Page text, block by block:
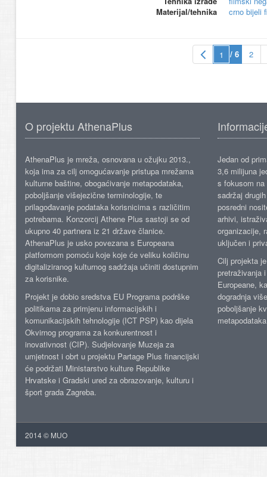
Materijal/tehnika
crno bijeli
/ 6 2
O projektu AthenaPlus
AthenaPlus je mreža, osnovana u ožujku 2013.,
koja ima za cilj omogućavanje pristupa mrežama
kulturne baštine, obogaćivanje metapodataka,
poboljšanje višejezične terminologije, te
prilagođavanje podataka korisnicima s različitim
potrebama. Konzorcij Athene Plus sastoji se od
ukupno 40 partnera iz 21 države članice.
AthenaPlus je usko povezana s Europeana
platformom pomoću koje koje će veliku količinu
digitaliziranog kulturnog sadržaja učiniti dostupnim
za korisnike.
Projekt je dobio sredstva EU Programa podrške
politikama za primjenu informacijskih i
komunikacijskih tehnologije (ICT PSP) kao dijela
Okvirnog programa za konkurentnost i
inovativnost (CIP). Sudjelovanje Muzeja za
umjetnost i obrt u projektu Partage Plus financijski
će podržati Ministarstvo kulture Republike
Hrvatske i Gradski ured za obrazovanje, kulturu i
šport grada Zagreba.
Jedan od
3,6 milijuna
s fokusom
sadržaj
posredni
arhivi,
organizacije,
uključen i
Cilj projekta
pretraživanja
Europeane,
dogradnja
poboljšanje
2014 © MUO